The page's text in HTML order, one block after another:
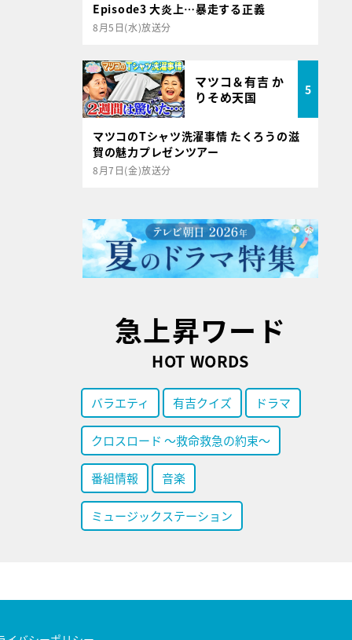
Episode3 大炎上…暴走する正義
8月5日(水)放送分
マツコ＆有吉 か
りそめ天国
5
マツコのTシャツ洗濯事情 たくろうの滋
賀の魅力プレゼンツアー
8月7日(金)放送分
急上昇ワード
HOT WORDS
バラエティ 有吉クイズ ドラマ
クロスロード ～救命救急の約束～
番組情報 音楽
ミュージックステーション